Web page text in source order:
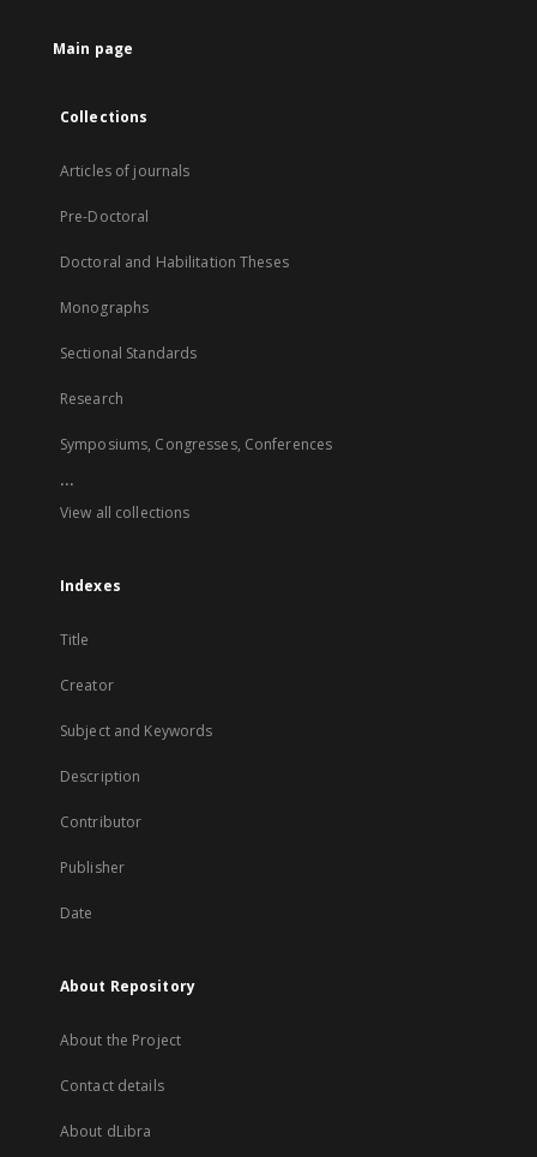
Main page
Collections
Articles of journals
Pre-Doctoral
Doctoral and Habilitation Theses
Monographs
Sectional Standards
Research
Symposiums, Congresses, Conferences
...
View all collections
Indexes
Title
Creator
Subject and Keywords
Description
Contributor
Publisher
Date
About Repository
About the Project
Contact details
About dLibra